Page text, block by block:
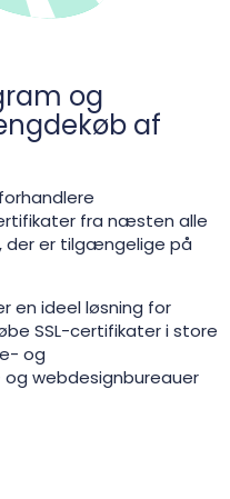
og
af
fra næsten alle
der er tilgængelige på
en ideel løsning for
SSL-certifikater i store
og
webdesignbureauer